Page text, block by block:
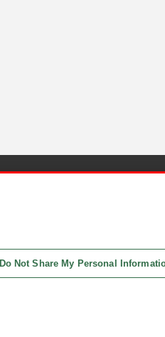
Do Not Share My Personal